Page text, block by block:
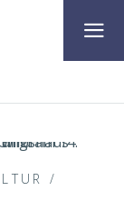
/